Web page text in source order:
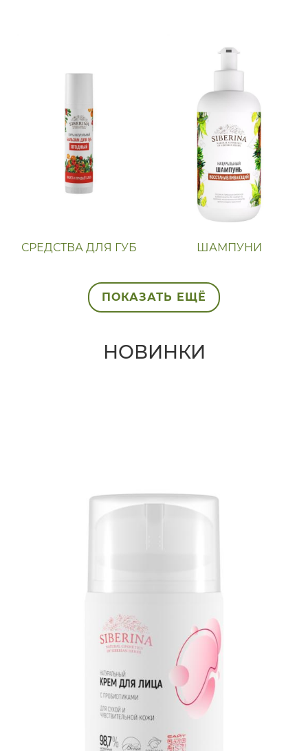
СРЕДСТВА ДЛЯ ГУБ ШАМПУНИ
ПОКАЗАТЬ ЕЩЁ
НОВИНКИ